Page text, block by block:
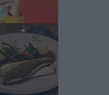
πρωτοβουλία
εταιρειών
από